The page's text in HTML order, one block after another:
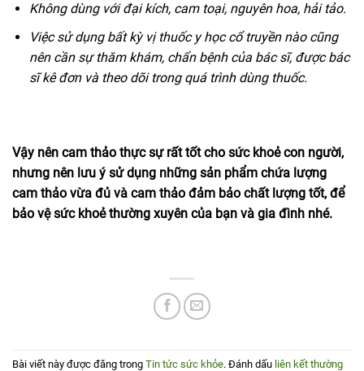
Không dùng với đại kích, cam toại, nguyên hoa, hải tảo.
Việc sử dụng bất kỳ vị thuốc y học cổ truyền nào cũng
nên cần sự thăm khám, chẩn bệnh của bác sĩ, được bác
sĩ kê đơn và theo dõi trong quá trình dùng thuốc.
Vậy nên cam thảo thực sự rất tốt cho sức khoẻ con người,
nhưng nên lưu ý sử dụng những sản phẩm chứa lượng
cam thảo vừa đủ và cam thảo đảm bảo chất lượng tốt, để
bảo vệ sức khoẻ thường xuyên của bạn và gia đình nhé.
Bài viết này được đăng trong Tin tức sức khỏe. Đánh dấu liên kết thường